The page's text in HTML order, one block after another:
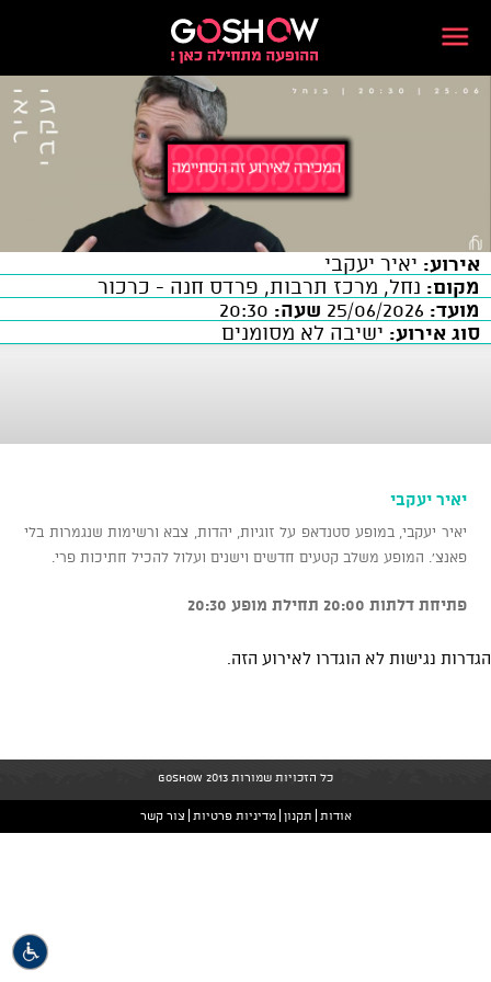
אירוע: יאיר יעקבי
מקום: נחל, מרכז תרבות, פרדס חנה - כרכור
מועד:
שעה:
סוג אירוע: ישיבה לא מסומנים
יאיר יעקבי
יאיר יעקבי, במופע סטנדאפ על זוגיות, יהדות, צבא ורשימות שנגמרות בלי
פאנצ'. המופע משלב קטעים חדשים וישנים ועלול להכיל חתיכות פרי.
פתיחת דלתות 20:00 תחילת מופע 20:30
הגדרות נגישות לא הוגדרו לאירוע הזה.
כל הזכויות שמורות GoShow 2013
אודות תקנון מדיניות פרטיות צור קשר